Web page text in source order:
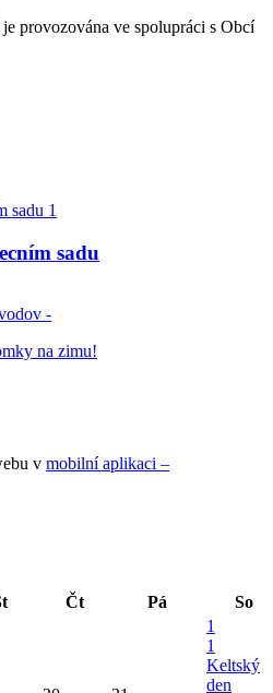
provozována ve spolupráci s Obcí
sadu
-
na zimu!
v mobilní aplikaci –
Čt Pá So
1
1
Keltský
den